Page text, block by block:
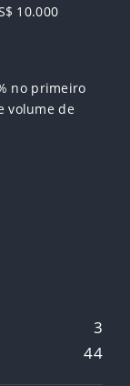
10.000
no primeiro
volume de
3
44